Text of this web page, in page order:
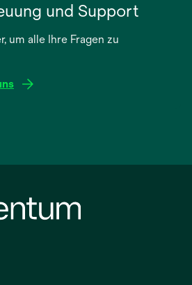
und Support
um alle Ihre Fragen zu